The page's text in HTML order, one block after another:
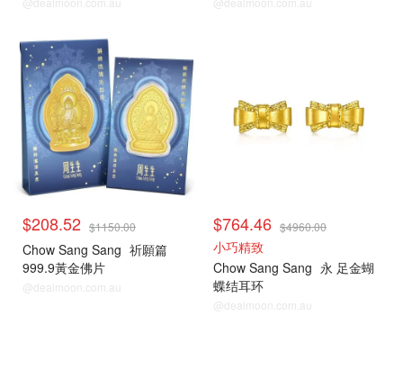
$208.52 $1150.00
Chow Sang Sang 祈願篇
999.9黃金佛片
@dealmoon.com.au
$764.46 $4960.00
小巧精致
Chow Sang Sang 永 足金蝴
蝶结耳环
@dealmoon.com.au